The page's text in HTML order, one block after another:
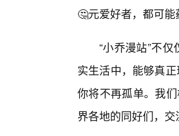
🤔元爱好者，都可
“小乔漫站”不
实生活中，能够真
你将不再孤单。我
界各地的同好们，